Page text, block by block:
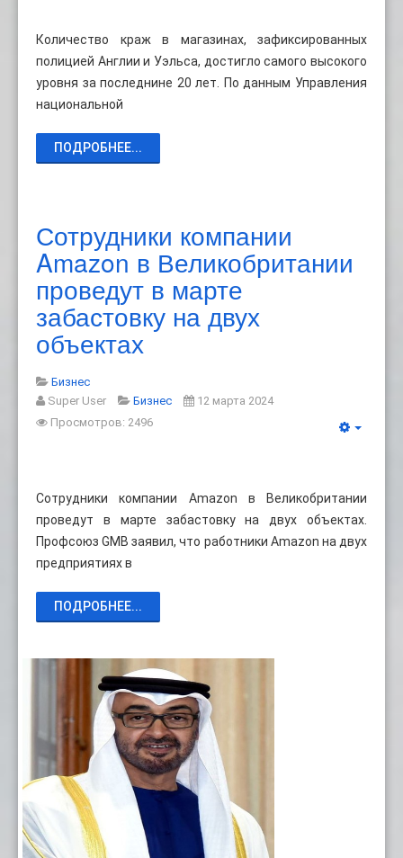
Количество краж в магазинах, зафиксированных
полицией Англии и Уэльса, достигло самого высокого
уровня за последнине 20 лет. По данным Управления
национальной
ПОДРОБНЕЕ...
Сотрудники компании
Amazon в Великобритании
проведут в марте
забастовку на двух
объектах
Бизнес
Super User
Бизнес
12 марта 2024
Просмотров: 2496
Cотрудники компании Amazon в Великобритании
проведут в марте забастовку на двух объектах.
Профсоюз GMB заявил, что работники Amazon на двух
предприятиях в
ПОДРОБНЕЕ...